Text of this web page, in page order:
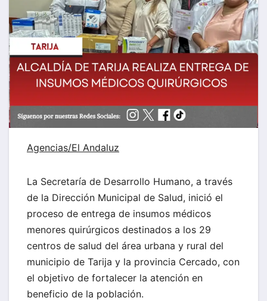
Agencias/El Andaluz
La Secretaría de Desarrollo Humano, a través
de la Dirección Municipal de Salud, inició el
proceso de entrega de insumos médicos
menores quirúrgicos destinados a los 29
centros de salud del área urbana y rural del
municipio de Tarija y la provincia Cercado, con
el objetivo de fortalecer la atención en
beneficio de la población.